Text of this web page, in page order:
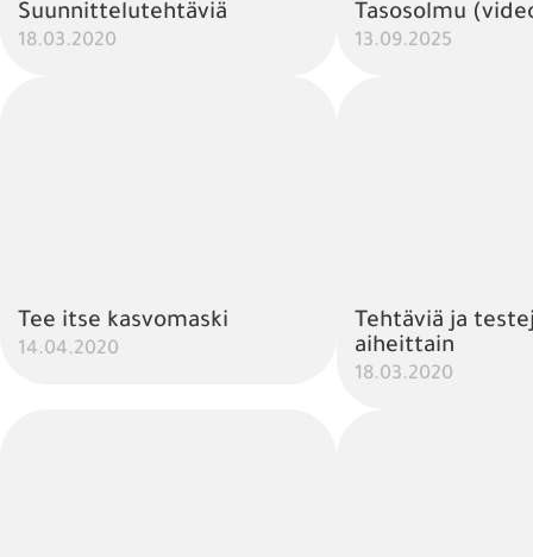
Suunnittelutehtäviä
18.03.2020
Tasosolmu
13.09.2025
Tee itse kasvomaski
14.04.2020
Tehtäviä ja
aiheittain
18.03.2020